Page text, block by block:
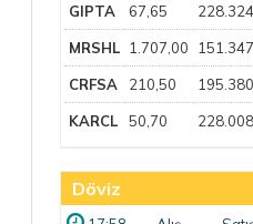
GIPTA 67,65
MRSHL 1.707,00
CRFSA 210,50
KARCL 50,70
Döviz